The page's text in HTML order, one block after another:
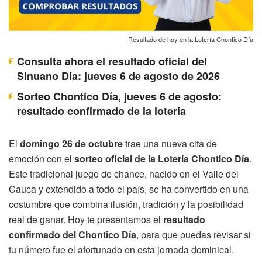
Resultado de hoy en la Lotería Chontico Día
Consulta ahora el resultado oficial del
Sinuano Día: jueves 6 de agosto de 2026
Sorteo Chontico Día, jueves 6 de agosto:
resultado confirmado de la lotería
El domingo 26 de octubretrae una nueva cita de
emoción con el sorteo oficial de la Lotería Chontico Día.
Este tradicional juego de chance, nacido en el Valle del
Cauca y extendido a todo el país, se ha convertido en una
costumbre que combina ilusión, tradición y la posibilidad
real de ganar. Hoy te presentamos el resultado
confirmado del Chontico Día, para que puedas revisar si
tu número fue el afortunado en esta jornada dominical.